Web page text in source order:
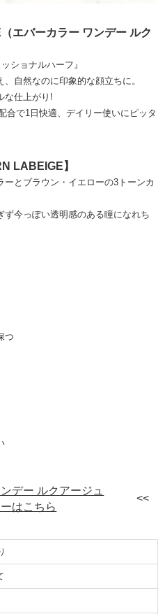
エバーカラー ワンデー ルク
ショナルハーフ』
自然なのに印象的な顔立ちに。
な仕上がり!
合で1日快適、デイリー使いにピッタ
LABEIGE】
とブラウン・イエローの3トーンカ
今っぽい透明感のある瞳になれち
つ
デー ルクアージュ
はこちら